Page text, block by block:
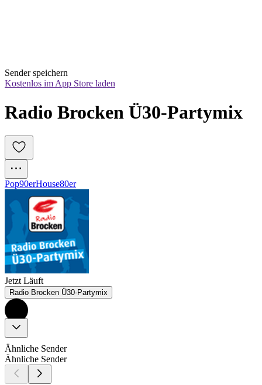
Sender speichern
Kostenlos im App Store laden
Radio Brocken Ü30-Partymix
Pop90erHouse80er
Jetzt Läuft
Radio Brocken Ü30-Partymix
Ähnliche Sender
Ähnliche Sender